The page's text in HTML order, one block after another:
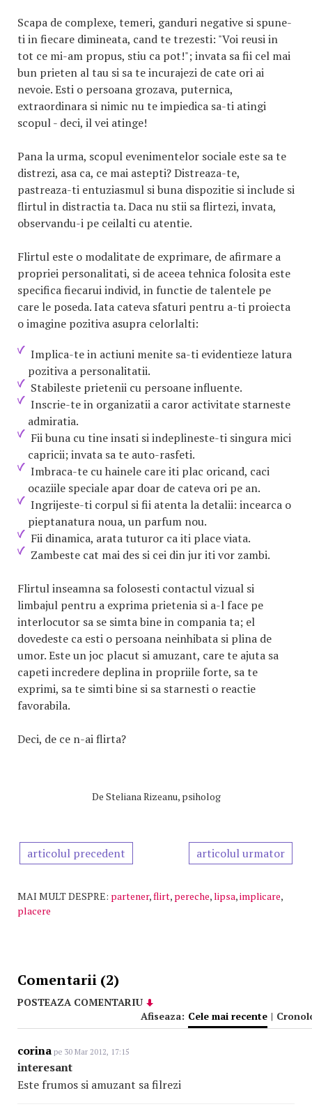
Scapa de complexe, temeri, ganduri negative si spune-
ti in fiecare dimineata, cand te trezesti: "Voi reusi in
tot ce mi-am propus, stiu ca pot!"; invata sa fii cel mai
bun prieten al tau si sa te incurajezi de cate ori ai
nevoie. Esti o persoana grozava, puternica,
extraordinara si nimic nu te impiedica sa-ti atingi
scopul - deci, il vei atinge!
Pana la urma, scopul evenimentelor sociale este sa te
distrezi, asa ca, ce mai astepti? Distreaza-te,
pastreaza-ti entuziasmul si buna dispozitie si include si
flirtul in distractia ta. Daca nu stii sa flirtezi, invata,
observandu-i pe ceilalti cu atentie.
Flirtul este o modalitate de exprimare, de afirmare a
propriei personalitati, si de aceea tehnica folosita este
specifica fiecarui individ, in functie de talentele pe
care le poseda. Iata cateva sfaturi pentru a-ti proiecta
o imagine pozitiva asupra celorlalti:
Implica-te in actiuni menite sa-ti evidentieze latura
pozitiva a personalitatii.
Stabileste prietenii cu persoane influente.
Inscrie-te in organizatii a caror activitate starneste
admiratia.
Fii buna cu tine insati si indeplineste-ti singura mici
capricii; invata sa te auto-rasfeti.
Imbraca-te cu hainele care iti plac oricand, caci
ocaziile speciale apar doar de cateva ori pe an.
Ingrijeste-ti corpul si fii atenta la detalii: incearca o
pieptanatura noua, un parfum nou.
Fii dinamica, arata tuturor ca iti place viata.
Zambeste cat mai des si cei din jur iti vor zambi.
Flirtul inseamna sa folosesti contactul vizual si
limbajul pentru a exprima prietenia si a-l face pe
interlocutor sa se simta bine in compania ta; el
dovedeste ca esti o persoana neinhibata si plina de
umor. Este un joc placut si amuzant, care te ajuta sa
capeti incredere deplina in propriile forte, sa te
exprimi, sa te simti bine si sa starnesti o reactie
favorabila.
Deci, de ce n-ai flirta?
De Steliana Rizeanu, psiholog
articolul precedent articolul urmator
MAI MULT DESPRE: partener,flirt, pereche,lipsa,implicare,
placere
Comentarii (2)
POSTEAZA COMENTARIU
Afiseaza: Cele mai recente |
corina pe 30 Mar 2012, 17:15
interesant
Este frumos si amuzant sa filrezi